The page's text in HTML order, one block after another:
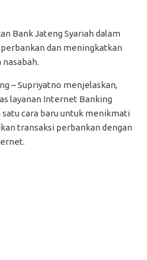
Bank Jateng Syariah dalam
dan meningkatkan
nasabah.
– Supriyatno menjelaskan,
layanan Internet Banking
cara baru untuk menikmati
transaksi perbankan dengan